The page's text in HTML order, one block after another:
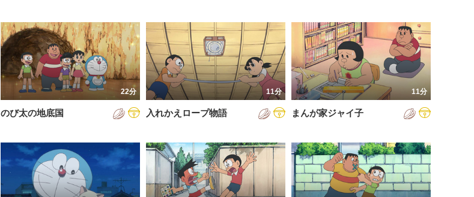
22分
のび太の地底国
11分
入れかえロープ物語
11分
まんが家ジャイ子